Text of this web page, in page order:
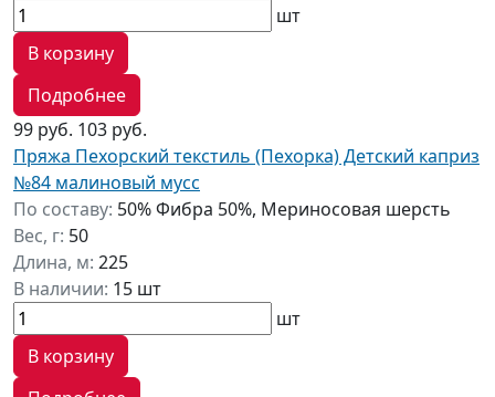
шт
В корзину
Подробнее
99 руб. 103 руб.
Пряжа Пехорский текстиль (Пехорка) Детский каприз
№84 малиновый мусс
По составу: 50% Фибра 50%, Мериносовая шерсть
Вес, г: 50
Длина, м: 225
В наличии: 15 шт
шт
В корзину